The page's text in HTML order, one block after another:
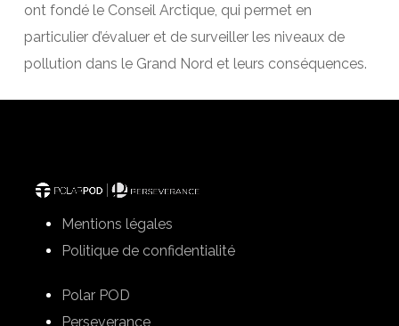
ont fondé le Conseil Arctique, qui permet en
particulier d’évaluer et de surveiller les niveaux de
pollution dans le Grand Nord et leurs conséquences.
Mentions légales
Politique de confidentialité
Polar POD
Perseverance